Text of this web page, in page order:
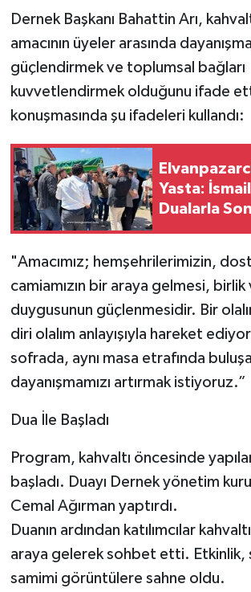
Dernek Başkanı Bahattin Arı,
amacının üyeler arasında
güçlendirmek ve toplumsal bağları
kuvvetlendirmek olduğunu ifade
konuşmasında şu ifadeleri kullandı:
Yasta:
Dualarla Son
"Amacımız; hemşehrilerimizin,
camiamızın bir araya gelmesi,
duygusunun güçlenmesidir. Bir
diri olalım anlayışıyla hareket
sofrada, aynı masa etrafında
dayanışmamızı artırmak istiyoruz.”
Dua İle Başladı
Program, kahvaltı öncesinde
başladı. Duayı Dernek yönetim
Cemal Ağırman yaptırdı.
Duanın ardından katılımcılar
araya gelerek sohbet etti. Etkinlik,
samimi görüntülere sahne oldu.